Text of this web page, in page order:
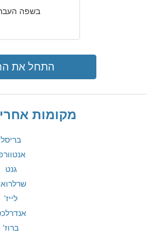
בשפה
התחל את
מקומות
בריסל
גנט
לייז'
ברוז'